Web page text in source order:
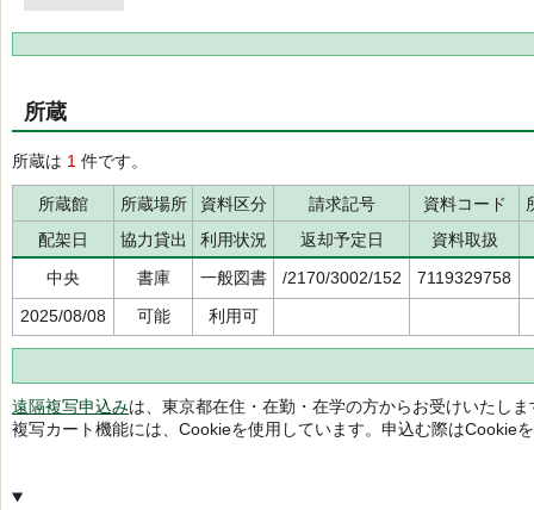
所蔵
所蔵は 1 件です。
所蔵館 所蔵場所 資料区分 請求記号 資料コード
配架日
協力貸出 利用状況 返却予定日 資料取扱
中央
書庫 一般図書 /2170/3002/152
7119329758
2025/08/08
可能 利用可
遠隔複写申込みは、東京都在住・在勤・在学の方からお受けいたしま
複写カート機能には、Cookieを使用しています。申込む際はCookie